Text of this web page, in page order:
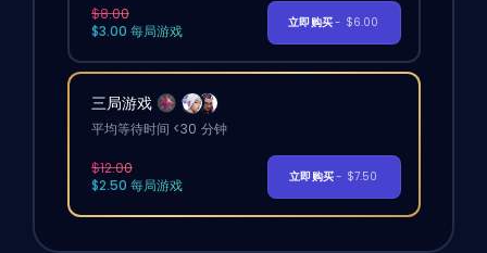
$8.00
$3.00 每局游戏
立即购买- $6.00
三局游戏
平均等待时间 <30 分钟
$12.00
$2.50 每局游戏
立即购买- $7.50